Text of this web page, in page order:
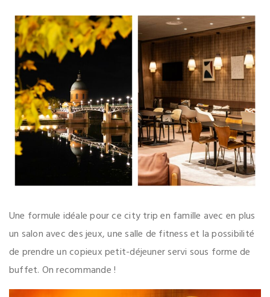
Une formule idéale pour ce city trip en famille avec en plus
un salon avec des jeux, une salle de fitness et la possibilité
de prendre un copieux petit-déjeuner servi sous forme de
buffet. On recommande !